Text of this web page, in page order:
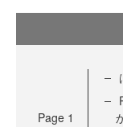
Page 1